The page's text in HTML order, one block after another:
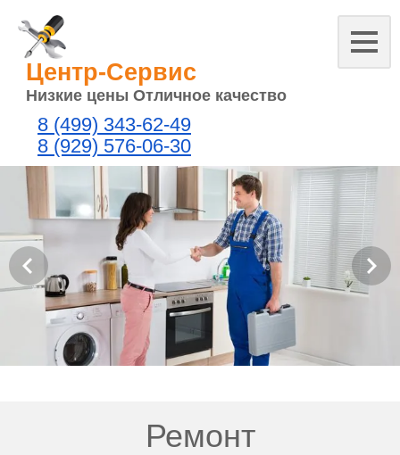
Центр-Сервис
Низкие цены Отличное качество
8 (499) 343-62-49
8 (929) 576-06-30
Ремонт